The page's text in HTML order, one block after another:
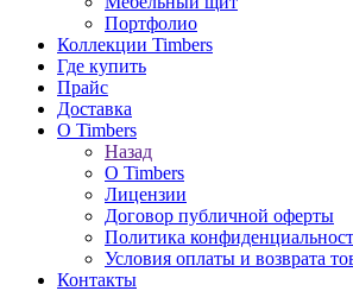
Портфолио
Коллекции Timbers
Где купить
Прайс
Доставка
О Timbers
Назад
О Timbers
Лицензии
Договор публичной оферты
Политика
Условия оплаты и возврата
Контакты